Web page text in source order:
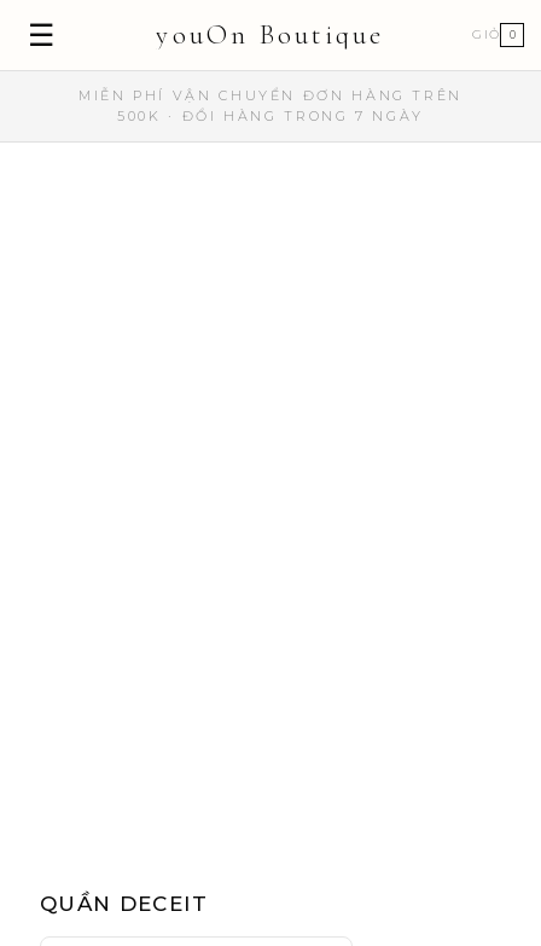
☰ youOn Boutique GIỎ 0
MIỄN PHÍ VẬN CHUYỂN ĐƠN HÀNG TRÊN
500K · ĐỔI HÀNG TRONG 7 NGÀY
QUẦN DECEIT